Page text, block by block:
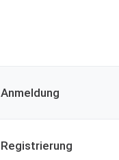
Anmeldung
Registrierung